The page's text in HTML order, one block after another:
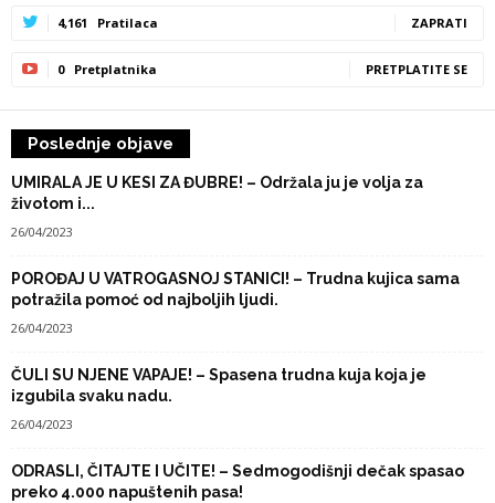
4,161 Pratilaca ZAPRATI
0 Pretplatnika PRETPLATITE SE
Poslednje objave
UMIRALA JE U KESI ZA ĐUBRE! – Održala ju je volja za
životom i...
26/04/2023
POROĐAJ U VATROGASNOJ STANICI! – Trudna kujica sama
potražila pomoć od najboljih ljudi.
26/04/2023
ČULI SU NJENE VAPAJE! – Spasena trudna kuja koja je
izgubila svaku nadu.
26/04/2023
ODRASLI, ČITAJTE I UČITE! – Sedmogodišnji dečak spasao
preko 4.000 napuštenih pasa!